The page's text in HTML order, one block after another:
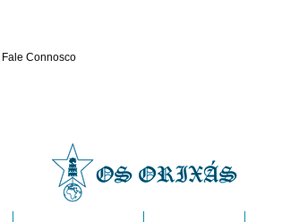
Fale Connosco